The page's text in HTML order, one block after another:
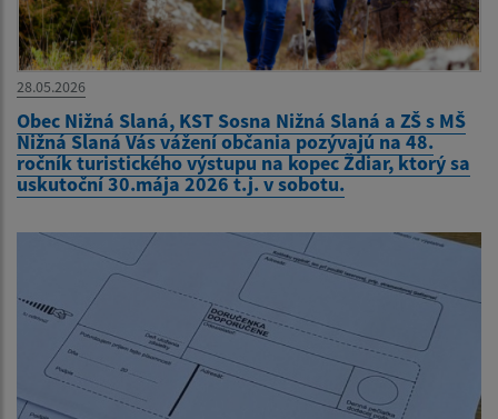
28.05.2026
Obec Nižná Slaná, KST Sosna Nižná Slaná a ZŠ s MŠ
Nižná Slaná Vás vážení občania pozývajú na 48.
ročník turistického výstupu na kopec Ždiar, ktorý sa
uskutoční 30.mája 2026 t.j. v sobotu.